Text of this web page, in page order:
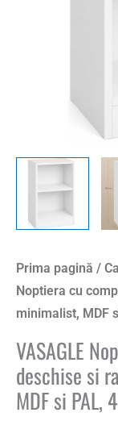
Prima pagină /
Noptiera cu
minimalist, MDF
VASAGLE
deschise si
MDF si PAL,
cm,